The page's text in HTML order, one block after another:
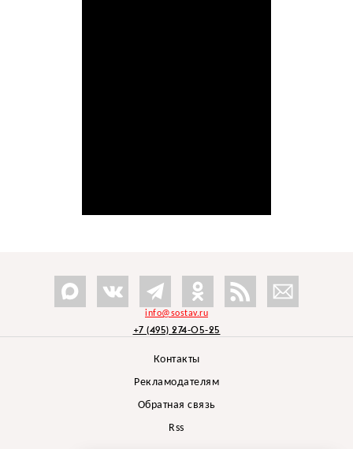
info@sostav.ru
+7 (495) 274-05-25
Контакты
Рекламодателям
Обратная связь
Rss